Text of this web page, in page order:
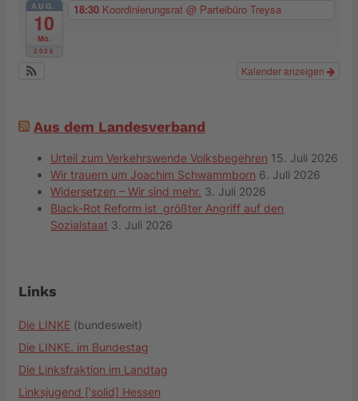
AUG.
10
Mo.
2026
18:30 Koordinierungsrat @ Parteibüro Treysa
Kalender anzeigen
Aus dem Landesverband
Urteil zum Verkehrswende Volksbegehren 15. Juli 2026
Wir trauern um Joachim Schwammborn 6. Juli 2026
Widersetzen – Wir sind mehr. 3. Juli 2026
Black-Rot Reform ist größter Angriff auf den
Sozialstaat 3. Juli 2026
Links
Die LINKE (bundesweit)
Die LINKE. im Bundestag
Die Linksfraktion im Landtag
Linksjugend ['solid] Hessen